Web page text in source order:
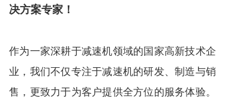
决方案专家！
作为一家深耕于减速机领域的国家高新技术企
业，我们不仅专注于减速机的研发、制造与销
售，更致力于为客户提供全方位的服务体验。